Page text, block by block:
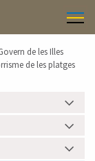
de les Illes
de les platges